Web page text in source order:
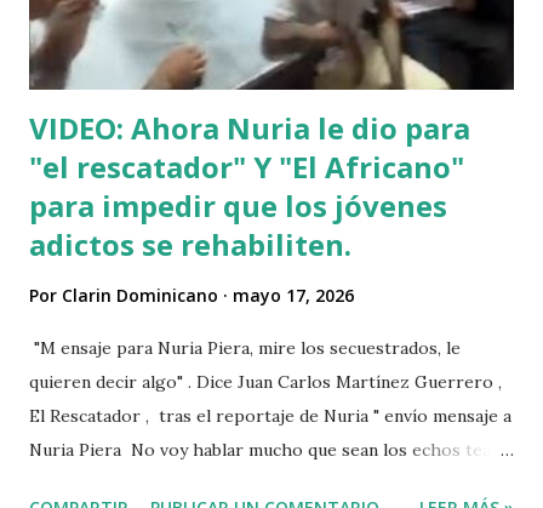
VIDEO: Ahora Nuria le dio para
"el rescatador" Y "El Africano"
para impedir que los jóvenes
adictos se rehabiliten.
Por Clarin Dominicano mayo 17, 2026
"M ensaje para Nuria Piera, mire los secuestrados, le
quieren decir algo" . Dice Juan Carlos Martínez Guerrero ,
El Rescatador , tras el reportaje de Nuria " envío mensaje a
Nuria Piera No voy hablar mucho que sean los echos team"